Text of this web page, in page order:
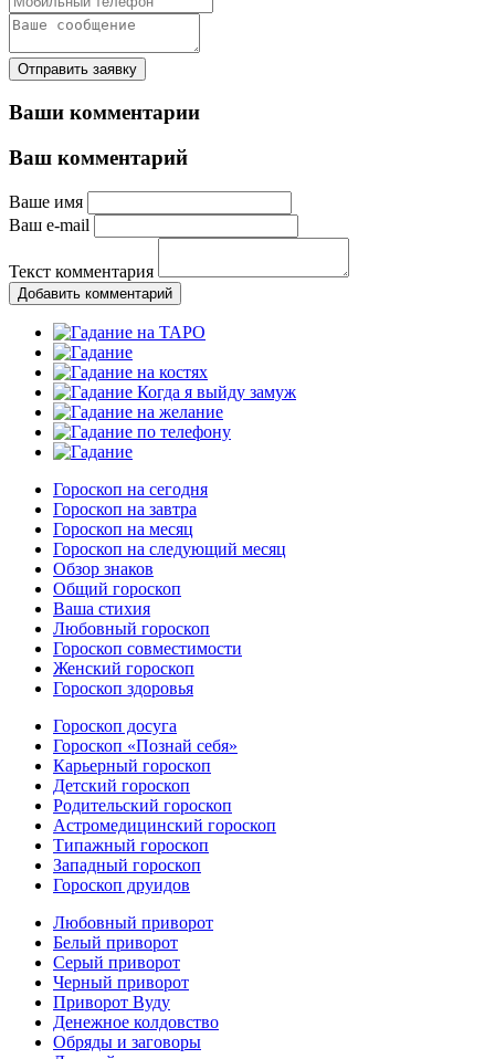
Отправить заявку
Ваши комментарии
Ваш комментарий
Ваше имя
Ваш e-mail
Текст комментария
Добавить комментарий
Гороскоп на сегодня
Гороскоп на завтра
Гороскоп на месяц
Гороскоп на следующий месяц
Обзор знаков
Общий гороскоп
Ваша стихия
Любовный гороскоп
Гороскоп совместимости
Женский гороскоп
Гороскоп здоровья
Гороскоп досуга
Гороскоп «Познай себя»
Карьерный гороскоп
Детский гороскоп
Родительский гороскоп
Астромедицинский гороскоп
Типажный гороскоп
Западный гороскоп
Гороскоп друидов
Любовный приворот
Белый приворот
Серый приворот
Черный приворот
Приворот Вуду
Денежное колдовство
Обряды и заговоры